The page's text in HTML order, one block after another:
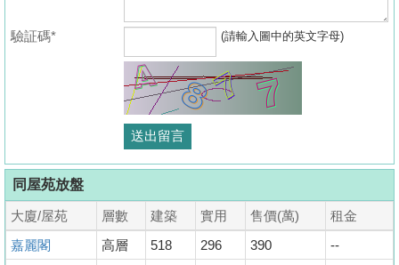
驗証碼* (請輸入圖中的英文字母)
同屋苑放盤
大廈/屋苑 層數 建築 實用 售價(萬)
租金
嘉麗閣
高層 518 296 390
--